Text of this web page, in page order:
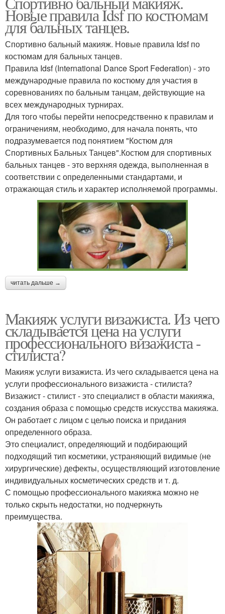
Новые правила Idsf по костюмам
для бальных танцев.
Спортивно бальный макияж. Новые правила Idsf по
костюмам для бальных танцев.
Правила Idsf (International Dance Sport Federation) - это
международные правила по костюму для участия в
соревнованиях по бальным танцам, действующие на
всех международных турнирах.
Для того чтобы перейти непосредственно к правилам и
ограничениям, необходимо, для начала понять, что
подразумевается под понятием "Костюм для
Спортивных Бальных Танцев".Костюм для спортивных
бальных танцев - это верхняя одежда, выполненная в
соответствии с определенными стандартами, и
отражающая стиль и характер исполняемой программы.
читать дальше →
Макияж услуги визажиста. Из чего
складывается цена на услуги
профессионального визажиста -
стилиста?
Макияж услуги визажиста. Из чего складывается цена на
услуги профессионального визажиста - стилиста?
Визажист - стилист - это специалист в области макияжа,
создания образа с помощью средств искусства макияжа.
Он работает с лицом с целью поиска и придания
определенного образа.
Это специалист, определяющий и подбирающий
подходящий тип косметики, устраняющий видимые (не
хирургические) дефекты, осуществляющий изготовление
индивидуальных косметических средств и т. д.
С помощью профессионального макияжа можно не
только скрыть недостатки, но подчеркнуть
преимущества.